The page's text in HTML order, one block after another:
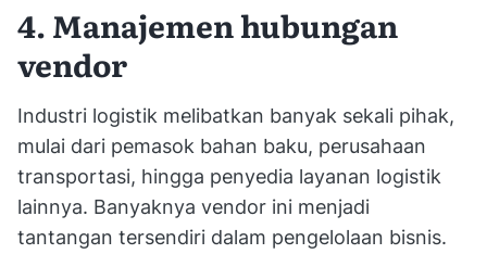
4. Manajemen hubungan
vendor
Industri logistik melibatkan banyak sekali pihak,
mulai dari pemasok bahan baku, perusahaan
transportasi, hingga penyedia layanan logistik
lainnya. Banyaknya vendor ini menjadi
tantangan tersendiri dalam pengelolaan bisnis.